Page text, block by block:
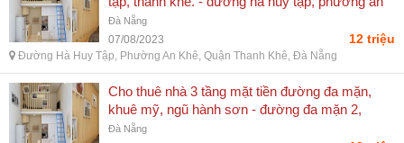
khê, quận thanh khê, đà nẵng
Đà Nẵng
07/08/2023 12 triệu
Đường Hà Huy Tập, Phường An Khê, Quận Thanh Khê, Đà Nẵng
Cho thuê nhà 3 tầng mặt tiền đường đa mặn,
khuê mỹ, ngũ hành sơn - đường đa mặn 2,
phường khuê mỹ, quận ngũ hành sơn, đà nẵng
Đà Nẵng